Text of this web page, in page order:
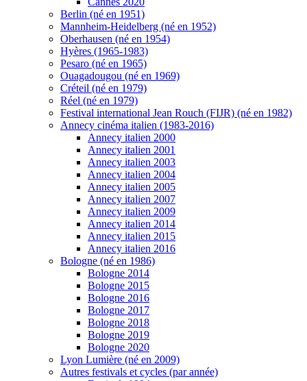
Berlin (né en 1951)
Mannheim-Heidelberg (né en 1952)
Oberhausen (né en 1954)
Hyères (1965-1983)
Pesaro (né en 1965)
Ouagadougou (né en 1969)
Créteil (né en 1979)
Réel (né en 1979)
Festival international Jean Rouch (FIJR) (né en 1982)
Annecy cinéma italien (1983-2016)
Annecy italien 2000
Annecy italien 2001
Annecy italien 2003
Annecy italien 2004
Annecy italien 2005
Annecy italien 2007
Annecy italien 2009
Annecy italien 2014
Annecy italien 2015
Annecy italien 2016
Bologne (né en 1986)
Bologne 2014
Bologne 2015
Bologne 2016
Bologne 2017
Bologne 2018
Bologne 2019
Bologne 2020
Lyon Lumière (né en 2009)
Autres festivals et cycles (par année)